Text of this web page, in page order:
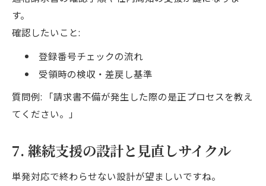
す。
確認したいこと:
登録番号チェックの流れ
受領時の検収・差戻し基準
質問例: 「請求書不備が発生した際の是正プロセスを教え
てください。」
7. 継続支援の設計と見直しサイクル
単発対応で終わらせない設計が望ましいですね。